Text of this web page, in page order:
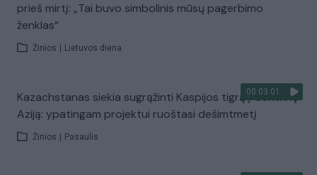
prieš mirtį: „Tai buvo simbolinis mūsų pagerbimo
ženklas“
Žinios Lietuvos diena
00:03:01
Kazachstanas siekia sugrąžinti Kaspijos tigrą į Centrinę
Aziją: ypatingam projektui ruoštasi dešimtmetį
Žinios Pasaulis